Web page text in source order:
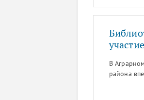
В
района